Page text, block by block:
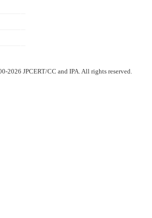
2026 JPCERT/CC and IPA. All rights reserved.